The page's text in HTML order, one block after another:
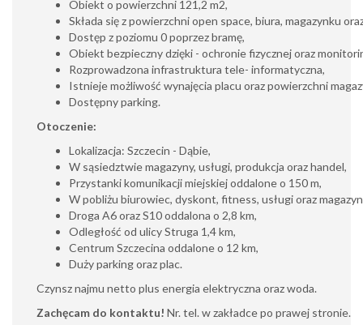
Obiekt o powierzchni 121,2 m2,
Składa się z powierzchni open space, biura, magazynku
Dostęp z poziomu 0 poprzez bramę,
Obiekt bezpieczny dzięki - ochronie fizycznej oraz
Rozprowadzona infrastruktura tele- informatyczna,
Istnieje możliwość wynajęcia placu oraz powierzchni
Dostępny parking.
Otoczenie:
Lokalizacja: Szczecin - Dąbie,
W sąsiedztwie magazyny, usługi, produkcja oraz handel,
Przystanki komunikacji miejskiej oddalone o 150 m,
W pobliżu biurowiec, dyskont, fitness, usługi oraz
Droga A6 oraz S10 oddalona o 2,8 km,
Odległość od ulicy Struga 1,4 km,
Centrum Szczecina oddalone o 12 km,
Duży parking oraz plac.
Czynsz najmu netto plus energia elektryczna oraz woda.
Zachęcam do kontaktu! Nr. tel. w zakładce po prawej stronie.